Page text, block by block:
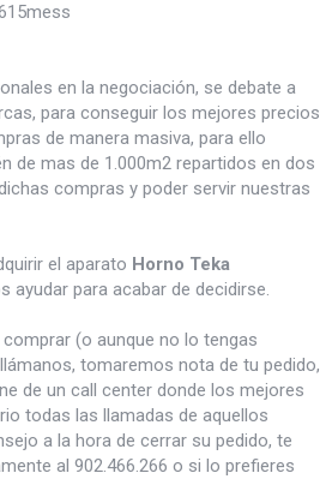
en la negociación, se debate a
para conseguir los mejores precios
de manera masiva, para ello
de mas de 1.000m2 repartidos en dos
compras y poder servir nuestras
el aparato Horno Teka
ayudar para acabar de decidirse.
(o aunque no lo tengas
tomaremos nota de tu pedido,
de un call center donde los mejores
todas las llamadas de aquellos
a la hora de cerrar su pedido, te
al 902.466.266 o si lo prefieres